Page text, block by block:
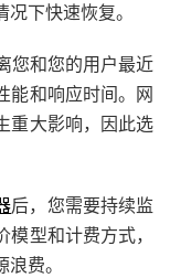
下快速恢复。
您和您的用户最近
能和响应时间。网
重大影响，因此选
后，您需要持续监
型和计费方式，
费。